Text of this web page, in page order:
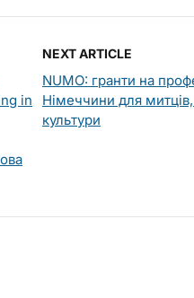
in
NEXT ARTICLE
NUMO: гранти на
Німеччини для
культури